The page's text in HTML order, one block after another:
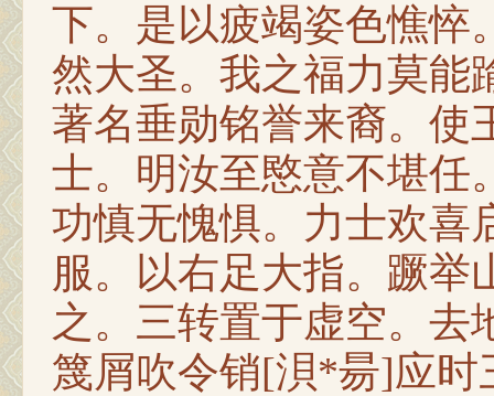
下。是以疲竭姿色憔悴
然大圣。我之福力莫能
著名垂勋铭誉来裔。使
士。明汝至愍意不堪任
功慎无愧惧。力士欢喜
服。以右足大指。蹶举
之。三转置于虚空。去
篾屑吹令销[浿*昜]应时